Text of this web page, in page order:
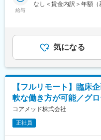
す。
・会議や打ち合わせで
います）が発生します。
※国内出張の頻度は1~3
ん。）
■組織構成：
CMC担当11名（2名男性
30代～40代で構成されて
お子様がおられる社員
・評価分析および各フ
作成
・治験相談および申請
■業務の特徴：
・プロジェクトは個人
ら分担して推進していま
・非臨床領域における戦
体を俯瞰する視点を身に
■教育体制：
給与
なし＜賃金内訳＞年額
安の金額であり、選考
(月額)は固定手当を含め
気になる
【フルリモート】臨床
軟な働き方が可能／グ
コアメッド株式会社
正社員